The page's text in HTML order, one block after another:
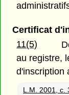
Certificat
11(5)
au registre,
d'inscription
L.M. 2001, c.